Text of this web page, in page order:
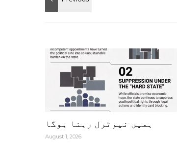
ہمیں نیوٹرل رہنا ہوگا
August 1, 2026